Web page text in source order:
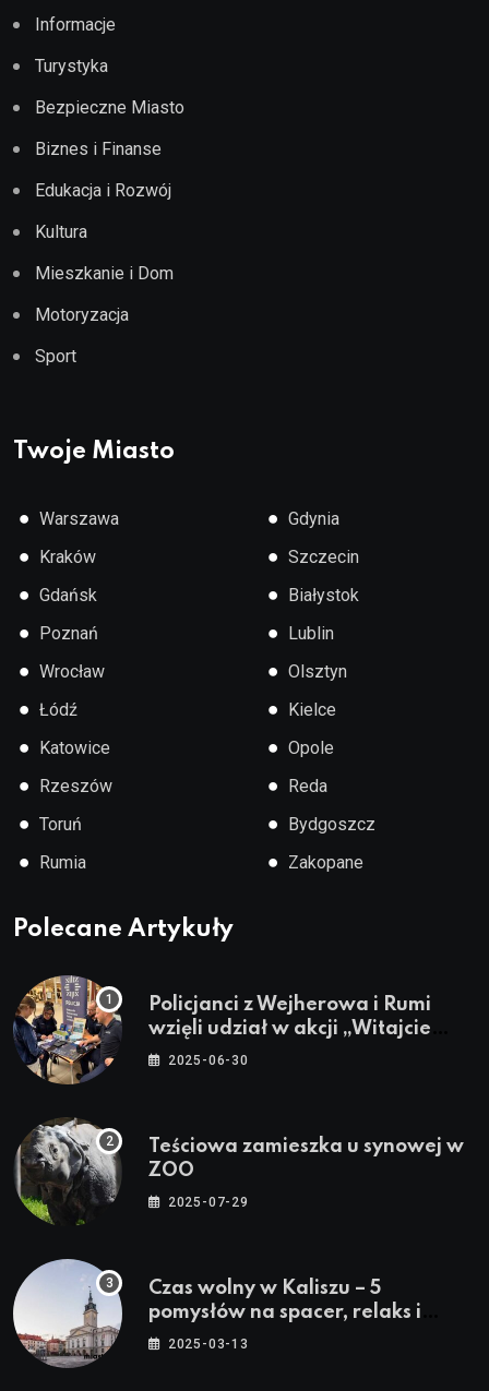
Informacje
Turystyka
Bezpieczne Miasto
Biznes i Finanse
Edukacja i Rozwój
Kultura
Mieszkanie i Dom
Motoryzacja
Sport
Twoje Miasto
● Warszawa
● Kraków
● Gdańsk
● Poznań
● Wrocław
● Łódź
● Katowice
● Rzeszów
● Toruń
● Rumia
● Gdynia
● Szczecin
● Białystok
● Lublin
● Olsztyn
● Kielce
● Opole
● Reda
● Bydgoszcz
● Zakopane
Polecane Artykuły
Policjanci z Wejherowa i Rumi
wzięli udział w akcji „Witajcie
Wakacje”
2025-06-30
Teściowa zamieszka u synowej w
ZOO
2025-07-29
Czas wolny w Kaliszu – 5
pomysłów na spacer, relaks i
rodzinne atrakcje
2025-03-13